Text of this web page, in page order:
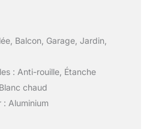
Balcon, Garage, Jardin,
: Anti-rouille, Étanche
chaud
: Aluminium